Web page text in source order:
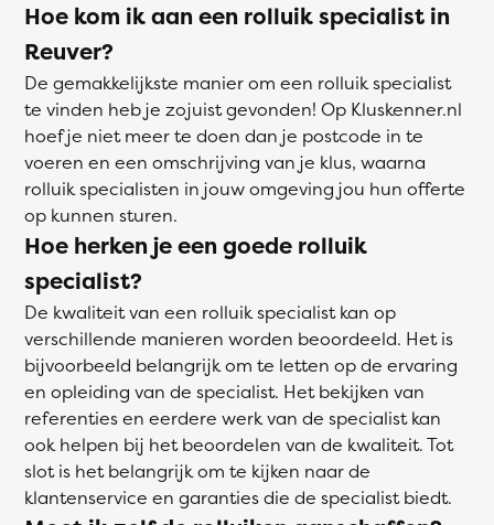
Hoe kom ik aan een rolluik specialist in
Reuver?
De gemakkelijkste manier om een rolluik specialist
te vinden heb je zojuist gevonden! Op Kluskenner.nl
hoef je niet meer te doen dan je postcode in te
voeren en een omschrijving van je klus, waarna
rolluik specialisten in jouw omgeving jou hun offerte
op kunnen sturen.
Hoe herken je een goede rolluik
specialist?
De kwaliteit van een rolluik specialist kan op
verschillende manieren worden beoordeeld. Het is
bijvoorbeeld belangrijk om te letten op de ervaring
en opleiding van de specialist. Het bekijken van
referenties en eerdere werk van de specialist kan
ook helpen bij het beoordelen van de kwaliteit. Tot
slot is het belangrijk om te kijken naar de
klantenservice en garanties die de specialist biedt.